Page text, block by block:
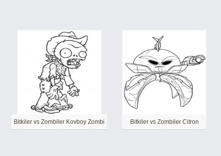
Bitkiler vs Zombiler Kovboy Zombi Bitkiler vs Zombiler Citron